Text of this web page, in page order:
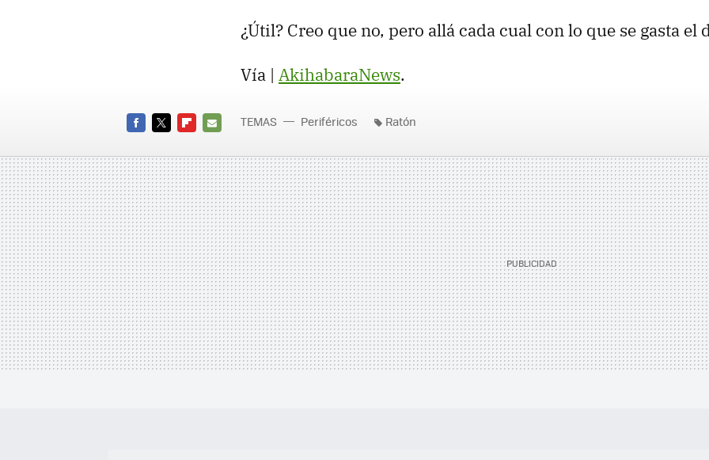
¿Útil? Creo que no, pero allá cada cual con lo que se gasta el
Vía | AkihabaraNews.
MAIL
TEMAS Periféricos Ratón